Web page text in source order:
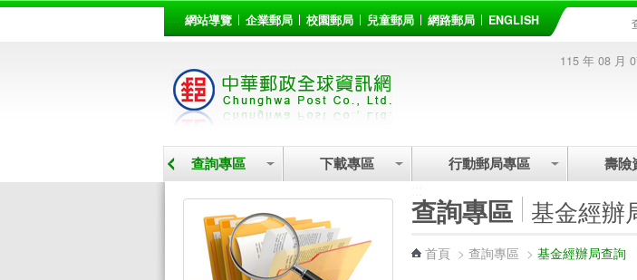
::: 網站導覽 企業郵局 校園郵局 兒童郵局 網路郵局 ENGLISH
115 年 08 月
查詢專區 下載專區 行動郵局專區 壽險
查詢專區 基金經辦
首頁 > 查詢專區 > 基金經辦局查詢